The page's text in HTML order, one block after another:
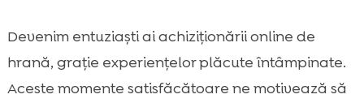
Devenim entuziaști ai achiziționării online de
hrană, grație experiențelor plăcute întâmpinate.
Aceste momente satisfăcătoare ne motivează să